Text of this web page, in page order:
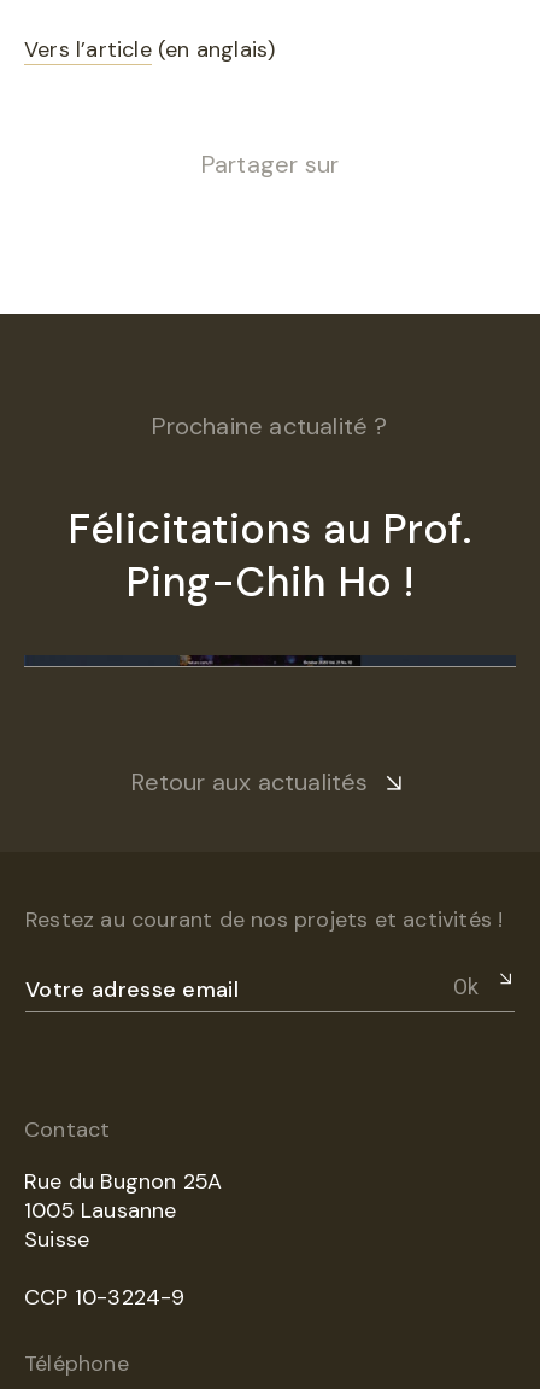
Vers l’article(en anglais)
Partager sur
Prochaine actualité ?
Félicitations au Prof.
Ping-Chih Ho !
Retour aux actualités
Restez au courant de nos projets et activités !
Ok
Contact
Rue du Bugnon 25A
1005 Lausanne
Suisse
CCP 10-3224-9
Téléphone